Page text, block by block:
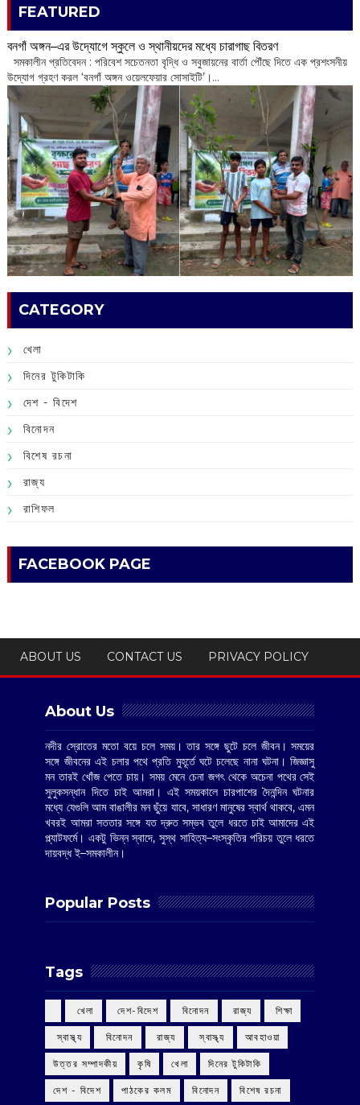
FEATURED
বনগাঁ অঙ্গন–এর উদ্যোগে স্কুলে ও স্থানীয়দের মধ্যে চারাগাছ বিতরণ
সমকালীন প্রতিবেদন : পরিবেশ সচেতনতা বৃদ্ধি ও সবুজায়নের বার্তা পৌঁছে দিতে এক প্রশংসনীয়
উদ্যোগ গ্রহণ করল ‘বনগাঁ অঙ্গন ওয়েলফেয়ার সোসাইটি’।...
CATEGORY
খেলা
দিনের টুকিটাকি
দেশ - বিদেশ
বিনোদন
বিশেষ রচনা
রাজ্য
রাশিফল
FACEBOOK PAGE
ABOUT US CONTACT US PRIVACY POLICY
About Us
নদীর স্রোতের মতো বয়ে চলে সময়। তার সঙ্গে ছুটে চলে জীবন। সময়ের
সঙ্গে জীবনের এই চলার পথে প্রতি মুহূর্তে ঘটে চলেছে নানা ঘটনা। জিজ্ঞাসু
মন তারই খোঁজ পেতে চায়। সময় মেনে চেনা জগৎ থেকে অচেনা পথের সেই
সুলুকসন্ধান দিতে চাই আমরা। এই সময়কালে চারপাশের দৈনন্দিন ঘটনার
মধ্যে যেগুলি আম বাঙালীর মন ছুঁয়ে যাবে, সাধারণ মানুষের স্বার্থ থাকবে, এমন
খবরই আমরা সততার সঙ্গে যত দ্রুত সম্ভব তুলে ধরতে চাই আমাদের এই
প্ল্যাটফর্মে। একটু ভিন্ন স্বাদে, সুস্থ সাহিত্য–সংস্কৃতির পরিচয় তুলে ধরতে
দায়বদ্ধ ই–সমকালীন।
Popular Posts
Tags
‌ খেলা ‌ দেশ-বিদেশ ‌ বিনোদন ‌ রাজ্য ‌ শিক্ষা
‌ স্বাস্থ্য ‌ বিনোদন ‌ রাজ্য ‌ স্বাস্থ্য আবহাওয়া
উত্তর সম্পাদকীয় কৃষি খেলা দিনের টুকিটাকি
দেশ - বিদেশ পাঠকের কলম বিনোদন বিশেষ রচনা